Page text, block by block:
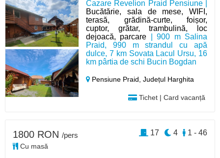
Cazare Revelion Praid Pensiune |
Bucătărie, sala de mese, WIFI,
terasă, grădină-curte, foișor,
cuptor, grătar, trambulină, loc
dejoacă, parcare | 900 m Salina
Praid, 990 m strandul cu apă
dulce, 7 km Sovata Lacul Ursu, 16
km pârtia de schi Bucin Bogdan
Pensiune Praid,Județul Harghita
Tichet | Card vacanță
1800 RON /pers
Cu masă
1 - 46
4
17